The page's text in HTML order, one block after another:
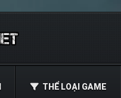
THỂ LOẠI GAME